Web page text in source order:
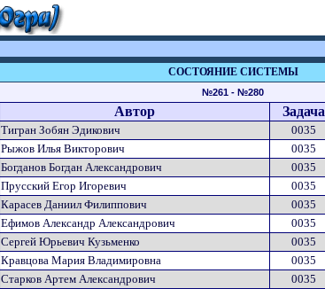
СОСТОЯНИЕ СИСТЕМЫ
№261 - №280
Автор Задача
Тигран Зобян Эдикович 0035
Рыжов Илья Викторович 0035
Богданов Богдан Александрович 0035
Прусский Егор Игоревич 0035
Карасев Даниил Филиппович 0035
Ефимов Александр Александрович 0035
Сергей Юрьевич Кузьменко 0035
Кравцова Мария Владимировна 0035
Старков Артем Александрович 0035